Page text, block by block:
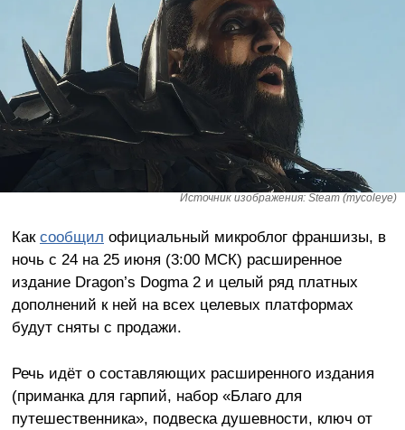
Источник изображения: Steam (mycoleye)
Как сообщил официальный микроблог франшизы, в
ночь с 24 на 25 июня (3:00 МСК) расширенное
издание Dragon’s Dogma 2 и целый ряд платных
дополнений к ней на всех целевых платформах
будут сняты с продажи.
Речь идёт о составляющих расширенного издания
(приманка для гарпий, набор «Благо для
путешественника», подвеска душевности, ключ от